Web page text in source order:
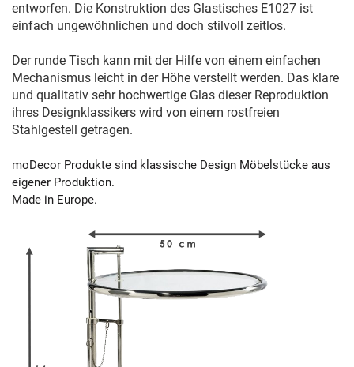
entworfen. Die Konstruktion des Glastisches E1027 ist
einfach ungewöhnlichen und doch stilvoll zeitlos.
Der runde Tisch kann mit der Hilfe von einem einfachen
Mechanismus leicht in der Höhe verstellt werden. Das klare
und qualitativ sehr hochwertige Glas dieser Reproduktion
ihres Designklassikers wird von einem rostfreien
Stahlgestell getragen.
moDecor Produkte sind klassische Design Möbelstücke aus
eigener Produktion.
Made in Europe.